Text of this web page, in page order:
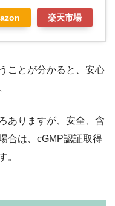
楽天市場
ことが分かると、安心
ありますが、安全、含
合は、cGMP認証取得
。